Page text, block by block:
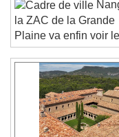
Video Player is
Play Video
Play
Skip
la ZAC de la Grande
Plaine va enfin voir